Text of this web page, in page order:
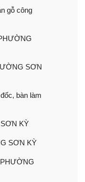
gỗ công
SƠN
bàn làm
KỲ
SƠN KỲ
PHƯỜNG